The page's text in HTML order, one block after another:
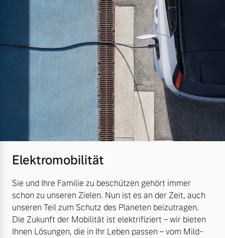
Elektromobilität
Sie und Ihre Familie zu beschützen gehört immer
schon zu unseren Zielen. Nun ist es an der Zeit, auch
unseren Teil zum Schutz des Planeten beizutragen.
Die Zukunft der Mobilität ist elektrifiziert – wir bieten
Ihnen Lösungen, die in Ihr Leben passen – vom Mild-